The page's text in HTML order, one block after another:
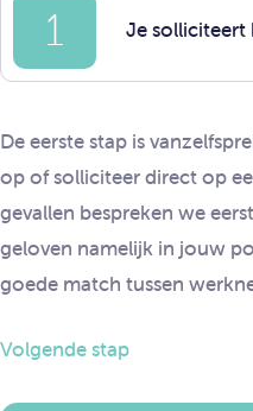
1 Je solliciteert
De eerste stap is
op of solliciteer direct op
gevallen bespreken we
geloven namelijk in jouw
goede match tussen
Volgende stap